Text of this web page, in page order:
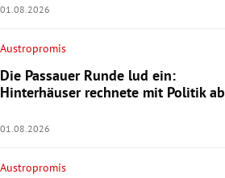
01.08.2026
Austropromis
Die Passauer Runde lud ein:
Hinterhäuser rechnete mit Politik ab
01.08.2026
Austropromis